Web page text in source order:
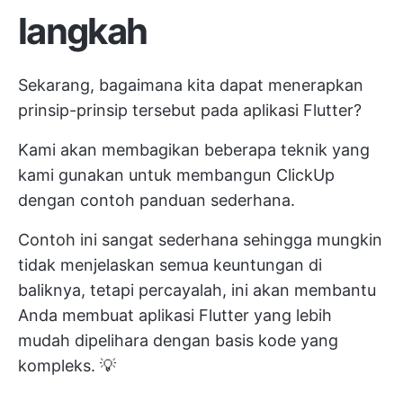
langkah
Sekarang, bagaimana kita dapat menerapkan
prinsip-prinsip tersebut pada aplikasi Flutter?
Kami akan membagikan beberapa teknik yang
kami gunakan untuk membangun ClickUp
dengan contoh panduan sederhana.
Contoh ini sangat sederhana sehingga mungkin
tidak menjelaskan semua keuntungan di
baliknya, tetapi percayalah, ini akan membantu
Anda membuat aplikasi Flutter yang lebih
mudah dipelihara dengan basis kode yang
kompleks. 💡